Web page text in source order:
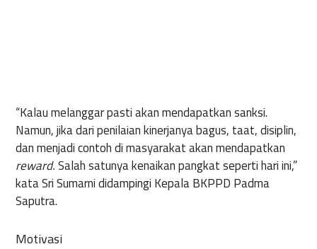
“Kalau melanggar pasti akan mendapatkan sanksi.
Namun, jika dari penilaian kinerjanya bagus, taat, disiplin,
dan menjadi contoh di masyarakat akan mendapatkan
reward.Salah satunya kenaikan pangkat seperti hari ini,”
kata Sri Sumarni didampingi Kepala BKPPD Padma
Saputra.
Motivasi